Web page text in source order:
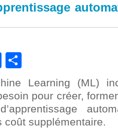
MySQL
Edition
Facebook
Learning (ML)
pour créer,
coût supplémentaire.